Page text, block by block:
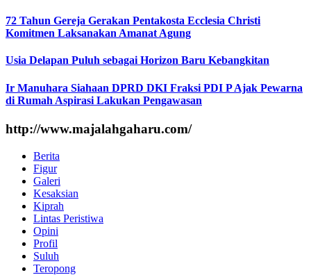
72 Tahun Gereja Gerakan Pentakosta Ecclesia Christi
Komitmen Laksanakan Amanat Agung
Usia Delapan Puluh sebagai Horizon Baru Kebangkitan
Ir Manuhara Siahaan DPRD DKI Fraksi PDI P Ajak Pewarna
di Rumah Aspirasi Lakukan Pengawasan
http://www.majalahgaharu.com/
Berita
Figur
Galeri
Kesaksian
Kiprah
Lintas Peristiwa
Opini
Profil
Suluh
Teropong